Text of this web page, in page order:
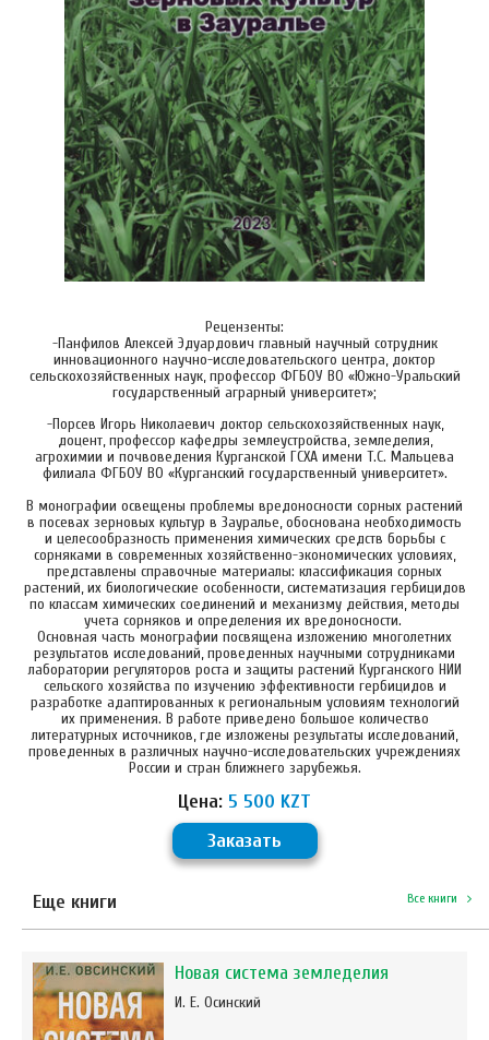
Рецензенты:
-Панфилов Алексей Эдуардович главный научный сотрудник
инновационного научно-исследовательского центра, доктор
сельскохозяйственных наук, профессор ФГБОУ ВО «Южно-Уральский
государственный аграрный университет»;
-Порсев Игорь Николаевич доктор сельскохозяйственных наук,
доцент, профессор кафедры землеустройства, земледелия,
агрохимии и почвоведения Курганской ГСХА имени Т.С. Мальцева
филиала ФГБОУ ВО «Курганский государственный университет».
В монографии освещены проблемы вредоносности сорных растений
в посевах зерновых культур в Зауралье, обоснована необходимость
и целесообразность применения химических средств борьбы с
сорняками в современных хозяйственно-экономических условиях,
представлены справочные материалы: классификация сорных
растений, их биологические особенности, систематизация гербицидов
по классам химических соединений и механизму действия, методы
учета сорняков и определения их вредоносности.
Основная часть монографии посвящена изложению многолетних
результатов исследований, проведенных научными сотрудниками
лаборатории регуляторов роста и защиты растений Курганского НИИ
сельского хозяйства по изучению эффективности гербицидов и
разработке адаптированных к региональным условиям технологий
их применения. В работе приведено большое количество
литературных источников, где изложены результаты исследований,
проведенных в различных научно-исследовательских учреждениях
России и стран ближнего зарубежья.
Цена: 5 500 KZT
Заказать
Еще книги Все книги
Новая система земледелия
И. Е. Осинский